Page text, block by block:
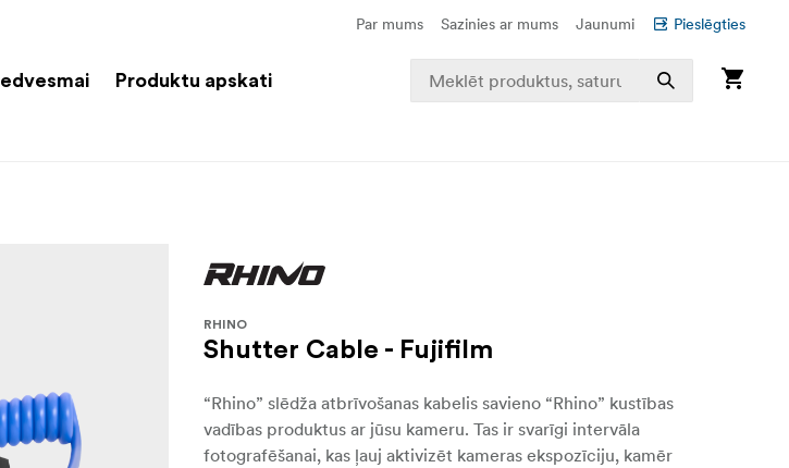
Par mums Sazinies ar mums Jaunumi Pieslēgties
Iedvesmai Produktu apskati
RHINO
Shutter Cable - Fujifilm
“Rhino” slēdža atbrīvošanas kabelis savieno “Rhino” kustības
vadības produktus ar jūsu kameru. Tas ir svarīgi intervāla
fotografēšanai, kas ļauj aktivizēt kameras ekspozīciju, kamēr